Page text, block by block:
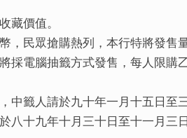
藏價值。
，民眾搶購熱列，本行特將發售
採電腦抽籤方式發售，每人限購
中籤人請於九十年一月十五日至
八十九年十月三十日至十一月三